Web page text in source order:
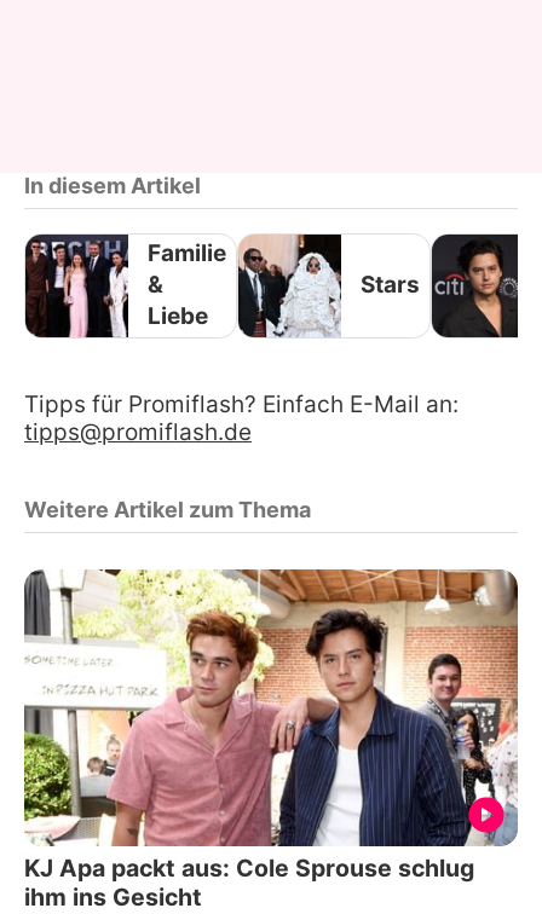
In diesem Artikel
Familie
&
Liebe
Stars
Tipps für Promiflash? Einfach E-Mail an:
tipps@promiflash.de
Weitere Artikel zum Thema
KJ Apa packt aus: Cole Sprouse schlug
ihm ins Gesicht